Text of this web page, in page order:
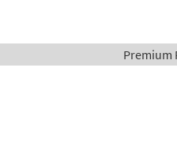
Premium